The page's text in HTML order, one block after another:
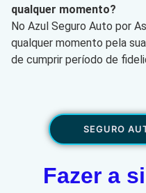
qualquer momento?
No Azul Seguro Auto por
qualquer momento pela
de cumprir período de
SEGURO
Fazer a